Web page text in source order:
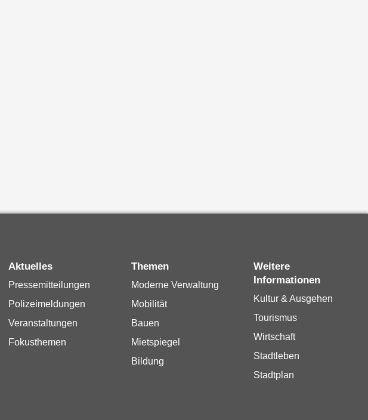
Aktuelles
Pressemitteilungen
Polizeimeldungen
Veranstaltungen
Fokusthemen
Themen
Moderne Verwaltung
Mobilität
Bauen
Mietspiegel
Bildung
Weitere
Informationen
Kultur & Ausgehen
Tourismus
Wirtschaft
Stadtleben
Stadtplan